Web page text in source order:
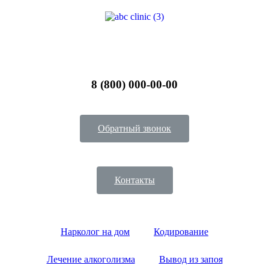
8 (800) 000-00-00​
Обратный звонок
Контакты
Нарколог на дом Кодирование
Лечение алкоголизма Вывод из запоя